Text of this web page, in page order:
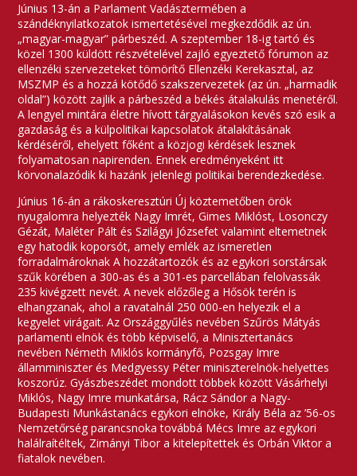
Június 13-án a Parlament Vadásztermében a
szándéknyilatkozatok ismertetésével megkezdődik az ún.
„magyar-magyar” párbeszéd. A szeptember 18-ig tartó és
közel 1300 küldött részvételével zajló egyeztető fórumon az
ellenzéki szervezeteket tömörítő Ellenzéki Kerekasztal, az
MSZMP és a hozzá kötődő szakszervezetek (az ún. „harmadik
oldal”) között zajlik a párbeszéd a békés átalakulás menetéről.
A lengyel mintára életre hívott tárgyalásokon kevés szó esik a
gazdaság és a külpolitikai kapcsolatok átalakításának
kérdéséről, ehelyett főként a közjogi kérdések lesznek
folyamatosan napirenden. Ennek eredményeként itt
körvonalazódik ki hazánk jelenlegi politikai berendezkedése.
Június 16-án a rákoskeresztúri Új köztemetőben örök
nyugalomra helyezték Nagy Imrét, Gimes Miklóst, Losonczy
Gézát, Maléter Pált és Szilágyi Józsefet valamint eltemetnek
egy hatodik koporsót, amely emlék az ismeretlen
forradalmároknak A hozzátartozók és az egykori sorstársak
szűk körében a 300-as és a 301-es parcellában felolvassák
235 kivégzett nevét. A nevek előzőleg a Hősök terén is
elhangzanak, ahol a ravatalnál 250 000-en helyezik el a
kegyelet virágait. Az Országgyűlés nevében Szűrös Mátyás
parlamenti elnök és több képviselő, a Minisztertanács
nevében Németh Miklós kormányfő, Pozsgay Imre
államminiszter és Medgyessy Péter miniszterelnök-helyettes
koszorúz. Gyászbeszédet mondott többek között Vásárhelyi
Miklós, Nagy Imre munkatársa, Rácz Sándor a Nagy-
Budapesti Munkástanács egykori elnöke, Király Béla az ’56-os
Nemzetőrség parancsnoka továbbá Mécs Imre az egykori
halálraítéltek, Zimányi Tibor a kitelepítettek és Orbán Viktor a
fiatalok nevében.